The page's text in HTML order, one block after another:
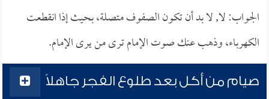
الجواب: لا, لا بد أن تكون الصفوف متصلة، بحيث إذا انقطعت
الكهرباء، وذهب عنك صوت الإمام ترى من يرى الإمام.
صيام من أكل بعد طلوع الفجر جاهلاً